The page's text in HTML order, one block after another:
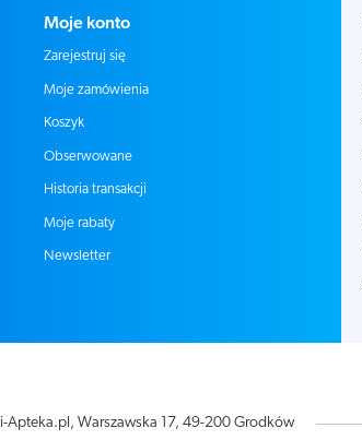
Moje konto
Zarejestruj się
Moje zamówienia
Koszyk
Obserwowane
Historia transakcji
Moje rabaty
Newsletter
i-Apteka.pl , Warszawska 17, 49-200 Grodków